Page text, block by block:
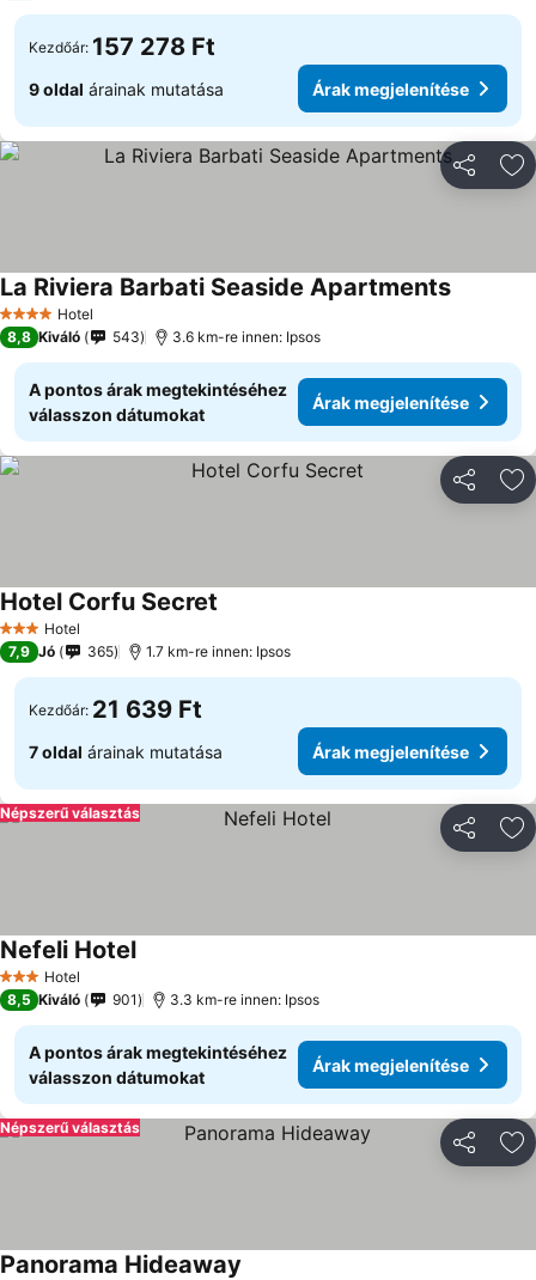
Kezdőár: 157 278 Ft
9 oldal árainak mutatása Árak megjelenítése
4 KategóriaHotel
La Riviera Barbati Seaside ApartmentsÁrak
8,8 Kiváló 543 3.6 km-re innen: Ipsos
A pontos árak megtekintéséhez
válasszon dátumokat
Árak megjelenítése
3 Kategória
Hotel
Hotel Corfu Secret
7,9 Jó 365 1.7 km-re innen: Ipsos
Kezdőár: 21 639 Ft
7 oldal árainak mutatása Árak megjelenítése
Népszerű választás
3 Kategória
Hotel
Nefeli HotelÁrak megjelenítése
8,5 Kiváló 901 3.3 km-re innen: Ipsos
A pontos árak megtekintéséhez
válasszon dátumokat
Árak megjelenítése
Népszerű választás
Panorama Hideaway